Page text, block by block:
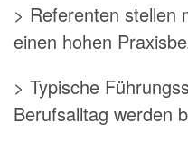
> Referenten stellen
einen hohen
> Typische
Berufsalltag werden